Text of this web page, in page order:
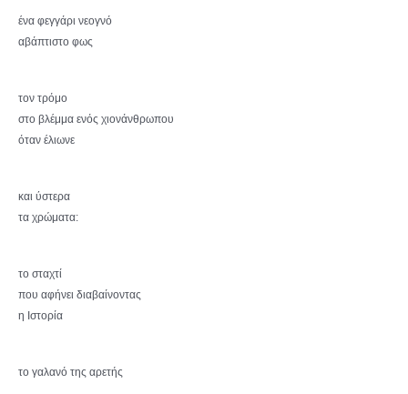
ένα φεγγάρι νεογνό
αβάπτιστο φως
τον τρόμο
στο βλέμμα ενός χιονάνθρωπου
όταν έλιωνε
και ύστερα
τα χρώματα:
το σταχτί
που αφήνει διαβαίνοντας
η Ιστορία
το γαλανό της αρετής